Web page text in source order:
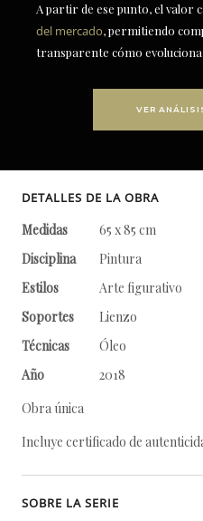
A partir de ese punto, el valor
del mercado, permitiendo
transparente cómo
VER
DETALLES DE LA OBRA
Medidas
65 x 85 cm
Disciplina
Pintura
Estilos
Arte figurativo
Soportes
Lienzo
Técnicas
Óleo
Año
2018
Obra única
Incluye certificado de
SOBRE LA SERIE